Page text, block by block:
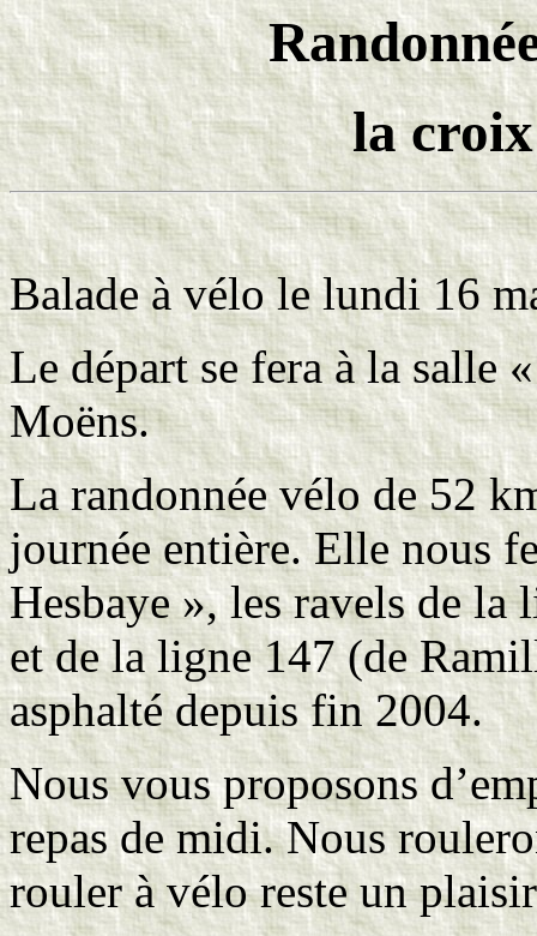
la
Balade à vélo le lundi 16
Le départ se fera à la salle
Moëns.
La randonnée vélo de 52
journée entière. Elle nous
Hesbaye », les ravels de
et de la ligne 147 (de
asphalté depuis fin 2004.
Nous vous proposons
repas de midi. Nous
rouler à vélo reste un